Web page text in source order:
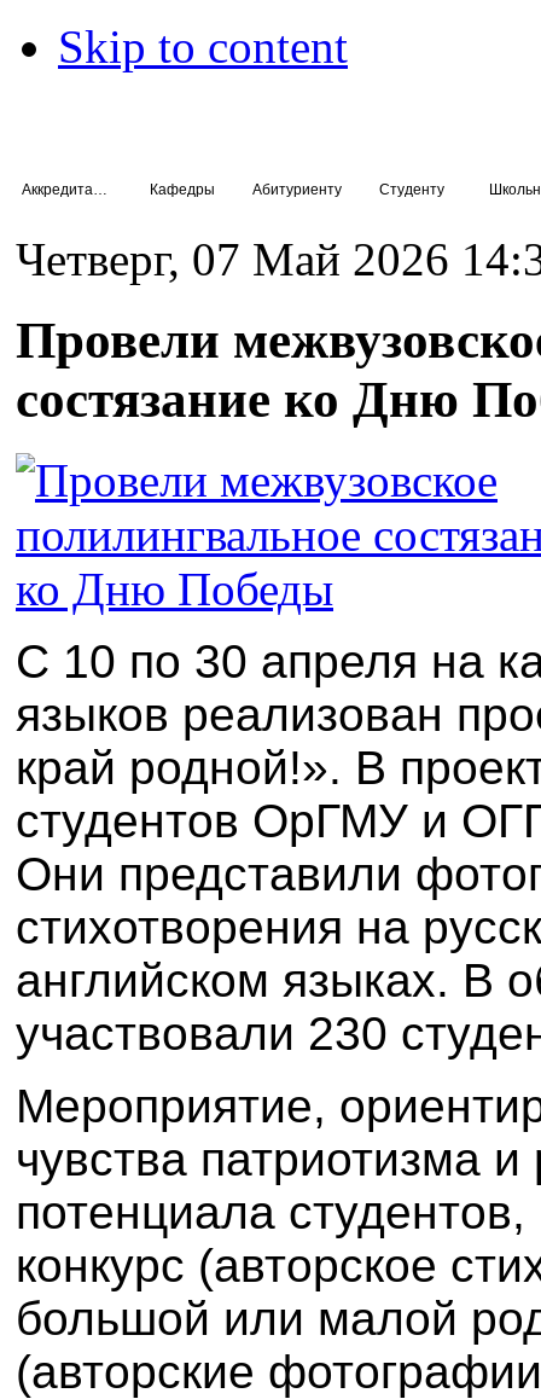
Skip to content
Кафедры Абитуриенту Студенту
Четверг, 07 Май 2026
Провели
состязание ко Дню
С 10 по 30 апреля на
языков реализован
край родной!». В
студентов ОрГМУ и
Они представили
стихотворения на
английском языках. В
участвовали 230
Мероприятие,
чувства патриотизма и
потенциала студентов,
конкурс (авторское
большой или малой р
(авторские